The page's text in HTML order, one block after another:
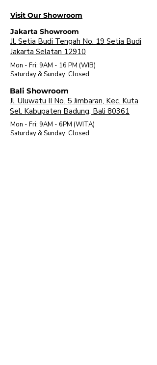
- Hidupkan dan operasikan
grinder seperti biasa
- Kosongkan dosing chamber
pada grinder dari sisa-sisa
Cafetto Grinder Clean, dan
sapu segala butiran-butiran
Cafetto yang sekiranya masih
tersisa
Visit Our Showroom
Jakarta Showroom
Jl. Setia Budi Tengah No. 19 Setia Budi
Jakarta Selatan 12910
Mon - Fri: 9AM - 16 PM (WIB)
​Saturday & Sunday: Closed
Bali Showroom
Jl. Uluwatu II No. 5 Jimbaran, Kec. Kuta
Sel. Kabupaten Badung, Bali 80361
Mon - Fri: 9AM - 6PM (WITA)
​Saturday & Sunday: Closed